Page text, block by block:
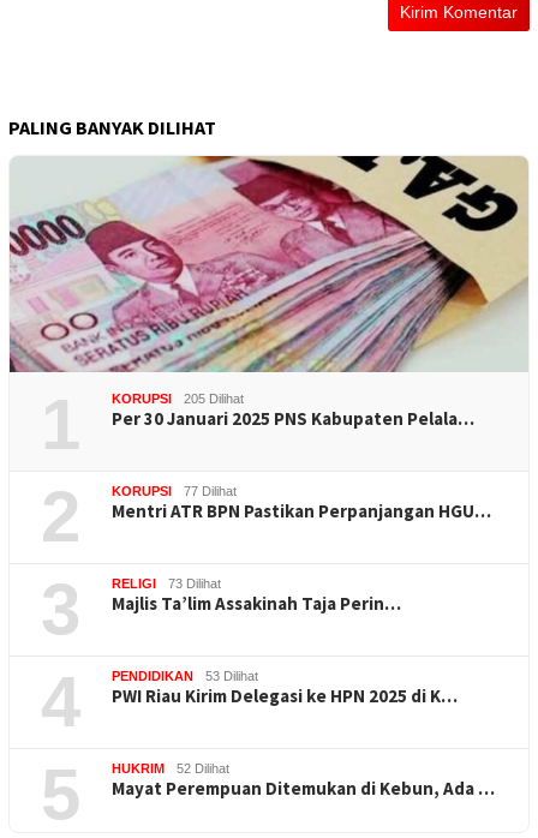
PALING BANYAK DILIHAT
1 KORUPSI 205 Dilihat
Per 30 Januari 2025 PNS Kabupaten Pelala…
2 KORUPSI 77 Dilihat
Mentri ATR BPN Pastikan Perpanjangan HGU…
3 RELIGI 73 Dilihat
Majlis Ta’lim Assakinah Taja Perin…
4 PENDIDIKAN 53 Dilihat
PWI Riau Kirim Delegasi ke HPN 2025 di K…
5 HUKRIM 52 Dilihat
Mayat Perempuan Ditemukan di Kebun, Ada …